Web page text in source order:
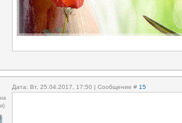
Дата: Вт, 25.04.2017, 17:50 | Сообщение # 15